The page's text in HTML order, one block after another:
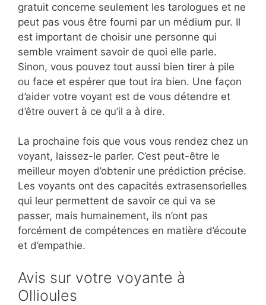
gratuit concerne seulement les tarologues et ne
peut pas vous être fourni par un médium pur. Il
est important de choisir une personne qui
semble vraiment savoir de quoi elle parle.
Sinon, vous pouvez tout aussi bien tirer à pile
ou face et espérer que tout ira bien. Une façon
d’aider votre voyant est de vous détendre et
d’être ouvert à ce qu’il a à dire.
La prochaine fois que vous vous rendez chez un
voyant, laissez-le parler. C’est peut-être le
meilleur moyen d’obtenir une prédiction précise.
Les voyants ont des capacités extrasensorielles
qui leur permettent de savoir ce qui va se
passer, mais humainement, ils n’ont pas
forcément de compétences en matière d’écoute
et d’empathie.
Avis sur votre voyante à
Ollioules